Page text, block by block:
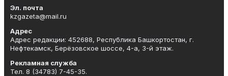
Эл. почта
kzgazeta@mail.ru
Адрес
Адрес редакции: 452688, Республика Башкортостан, г.
Нефтекамск, Берёзовское шоссе, 4-а, 3-й этаж.
Рекламная служба
Тел. 8 (34783) 7-45-35.